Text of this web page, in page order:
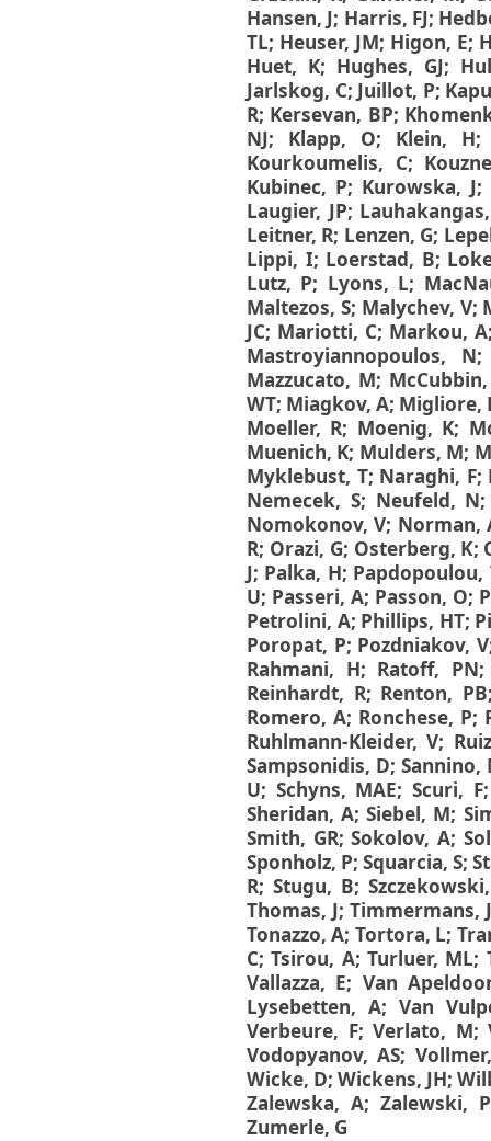
Hansen, J; Harris, FJ;
TL; Heuser, JM; Higon, E;
Huet, K; Hughes, GJ;
Jarlskog, C; Juillot, P;
R; Kersevan, BP;
NJ; Klapp, O; Klein, H
Kourkoumelis, C;
Kubinec, P; Kurowska, J;
Laugier, JP;
Leitner, R; Lenzen, G;
Lippi, I; Loerstad, B;
Lutz, P; Lyons, L;
Maltezos, S; Malychev, V;
JC; Mariotti, C; Markou, A
Mastroyiannopoulos, N
Mazzucato, M;
WT; Miagkov, A; Migliore,
Moeller, R; Moenig, K;
Muenich, K; Mulders, M;
Myklebust, T; Naraghi, F;
Nemecek, S; Neufeld, N
Nomokonov, V; Norman,
R; Orazi, G; Osterberg, K;
J; Palka, H; Papdopoulou,
U; Passeri, A; Passon, O;
Petrolini, A; Phillips, HT;
Poropat, P; Pozdniakov, V
Rahmani, H; Ratoff, PN
Reinhardt, R; Renton, PB
Romero, A; Ronchese, P;
Ruhlmann-Kleider, V;
Sampsonidis, D; Sannino,
U; Schyns, MAE; Scuri, F
Sheridan, A;Siebel, M;
Smith, GR;Sokolov, A;
Sponholz, P; Squarcia, S;
R; Stugu, B;
Thomas, J; Timmermans, J
Tonazzo, A; Tortora, L;
C;Tsirou, A;Turluer, ML;
Vallazza, E; Van
Lysebetten, A; Van
Verbeure, F;Verlato, M;
Vodopyanov, AS;
Wicke, D;Wickens, JH;
Zalewska, A; Zalewski, P
Zumerle, G